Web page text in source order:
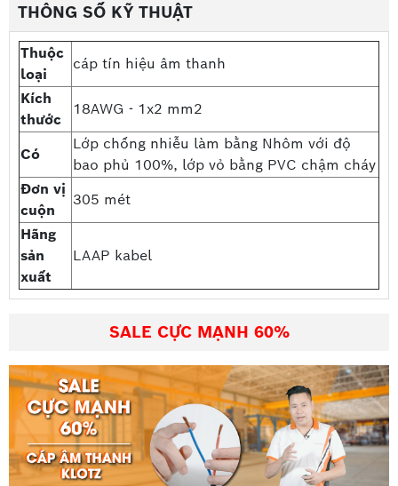
THÔNG SỐ KỸ THUẬT
Thuộc
loại
cáp tín hiệu âm thanh
Kích
thước
18AWG - 1x2 mm2
Có
Lớp chống nhiễu làm bằng Nhôm với độ
bao phủ 100%, lớp vỏ bằng PVC chậm cháy
Đơn vị
cuộn
305 mét
Hãng
sản
xuất
LAAP kabel
SALE CỰC MẠNH 60%